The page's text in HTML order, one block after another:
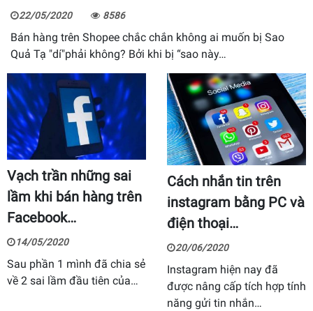
22/05/2020 8586
Bán hàng trên Shopee chắc chắn không ai muốn bị Sao
Quả Tạ "dí"phải không? Bởi khi bị “sao này…
Vạch trần những sai
lầm khi bán hàng trên
Facebook…
14/05/2020
Sau phần 1 mình đã chia sẻ
về 2 sai lầm đầu tiên của…
Cách nhắn tin trên
instagram bằng PC và
điện thoại…
20/06/2020
Instagram hiện nay đã
được nâng cấp tích hợp tính
năng gửi tin nhắn…